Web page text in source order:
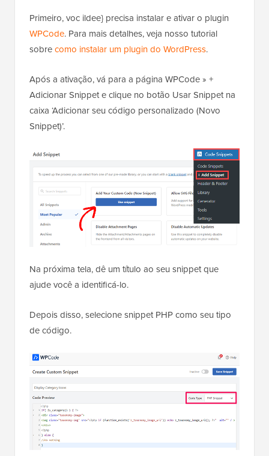
Primeiro, voc ildee} precisa instalar e ativar o plugin
WPCode. Para mais detalhes, veja nosso tutorial
sobrecomo instalar um plugin do WordPress.
Após a ativação, vá para a página WPCode » +
Adicionar Snippet e clique no botão Usar Snippet na
caixa ‘Adicionar seu código personalizado (Novo
Snippet)’.
Na próxima tela, dê um título ao seu snippet que
ajude você a identificá-lo.
Depois disso, selecione snippet PHP como seu tipo
de código.